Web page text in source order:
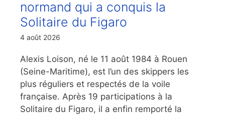
normand qui a conquis la
Solitaire du Figaro
4 août 2026
Alexis Loison, né le 11 août 1984 à Rouen
(Seine-Maritime), est l’un des skippers les
plus réguliers et respectés de la voile
française. Après 19 participations à la
Solitaire du Figaro, il a enfin remporté la